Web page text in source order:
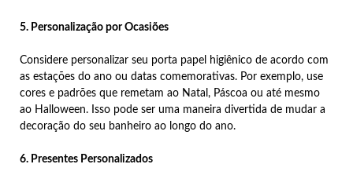
5. Personalização por Ocasiões
Considere personalizar seu porta papel higiênico de acordo com
as estações do ano ou datas comemorativas. Por exemplo, use
cores e padrões que remetam ao Natal, Páscoa ou até mesmo
ao Halloween. Isso pode ser uma maneira divertida de mudar a
decoração do seu banheiro ao longo do ano.
6. Presentes Personalizados